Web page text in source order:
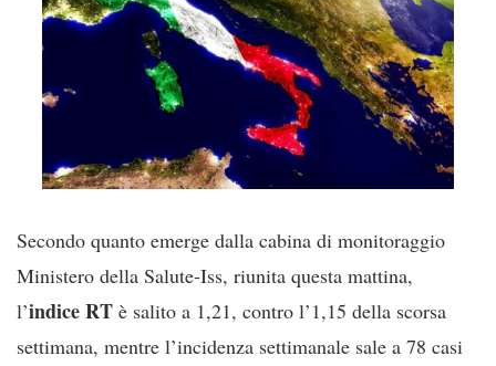
Secondo quanto emerge dalla cabina di monitoraggio
Ministero della Salute-Iss, riunita questa mattina,
l’indice RT è salito a 1,21, contro l’1,15 della scorsa
settimana, mentre l’incidenza settimanale sale a 78 casi